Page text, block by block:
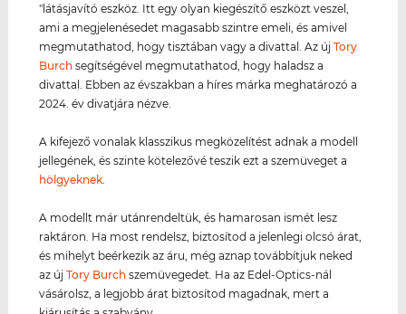
"látásjavító eszköz. Itt egy olyan kiegészítő eszközt veszel,
ami a megjelenésedet magasabb szintre emeli, és amivel
megmutathatod, hogy tisztában vagy a divattal. Az újTory
Burch segítségével megmutathatod, hogy haladsz a
divattal. Ebben az évszakban a híres márka meghatározó a
2024. év divatjára nézve.
A kifejező vonalak klasszikus megközelítést adnak a modell
jellegének, és szinte kötelezővé teszik ezt a szemüveget a
hölgyeknek.
A modellt már utánrendeltük, és hamarosan ismét lesz
raktáron. Ha most rendelsz, biztosítod a jelenlegi olcsó árat,
és mihelyt beérkezik az áru, még aznap továbbítjuk neked
az újTory Burch szemüvegedet. Ha az Edel-Optics-nál
vásárolsz, a legjobb árat biztosítod magadnak, mert a